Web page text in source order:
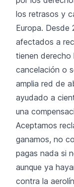
los retrasos y
Europa. Desde
afectados a
tienen derecho
cancelación o
amplia red de
ayudado a
una
Aceptamos
ganamos, no
pagas nada si
aunque ya
contra la